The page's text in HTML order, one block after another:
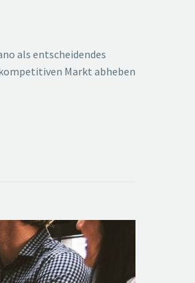
als entscheidendes
Markt abheben